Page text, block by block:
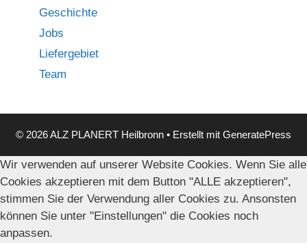
Geschichte
Jobs
Liefergebiet
Team
© 2026 ALZ PLANERT Heilbronn • Erstellt mit GeneratePress
Wir verwenden auf unserer Website Cookies. Wenn Sie alle
Cookies akzeptieren mit dem Button "ALLE akzeptieren",
stimmen Sie der Verwendung aller Cookies zu. Ansonsten
können Sie unter "Einstellungen" die Cookies noch
anpassen.